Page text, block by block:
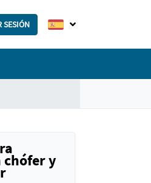
SESIÓN
chófer y